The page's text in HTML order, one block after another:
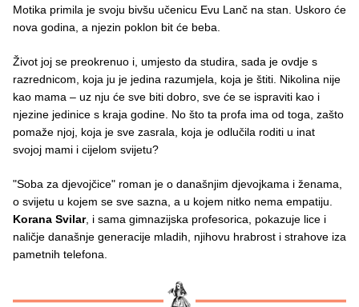
Motika primila je svoju bivšu učenicu Evu Lanč na stan. Uskoro će
nova godina, a njezin poklon bit će beba.
Život joj se preokrenuo i, umjesto da studira, sada je ovdje s
razrednicom, koja ju je jedina razumjela, koja je štiti. Nikolina nije
kao mama – uz nju će sve biti dobro, sve će se ispraviti kao i
njezine jedinice s kraja godine. No što ta profa ima od toga, zašto
pomaže njoj, koja je sve zasrala, koja je odlučila roditi u inat
svojoj mami i cijelom svijetu?
"Soba za djevojčice" roman je o današnjim djevojkama i ženama,
o svijetu u kojem se sve sazna, a u kojem nitko nema empatiju.
Korana Svilar, i sama gimnazijska profesorica, pokazuje lice i
naličje današnje generacije mladih, njihovu hrabrost i strahove iza
pametnih telefona.